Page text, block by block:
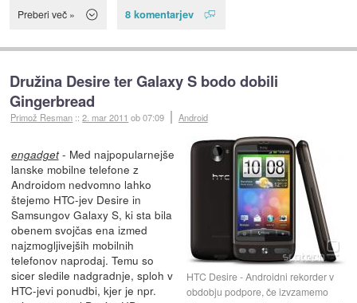
Preberi več » 8 komentarjev
Družina Desire ter Galaxy S bodo dobili
Gingerbread
Primož Resman ::2. mar 2011 ob 07:09 Android
HTC Desire - Androidni rekorder v
obdobju podpore, če izvzamemo
engadget- Med najpopularnejše
lanske mobilne telefone z
Androidom nedvomno lahko
štejemo HTC-jev Desire in
Samsungov Galaxy S, ki sta bila
obenem svojčas ena izmed
najzmogljivejših mobilnih
telefonov naprodaj. Temu so
sicer sledile nadgradnje, sploh v
HTC-jevi ponudbi, kjer je npr.